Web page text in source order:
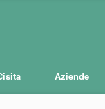
Aziende